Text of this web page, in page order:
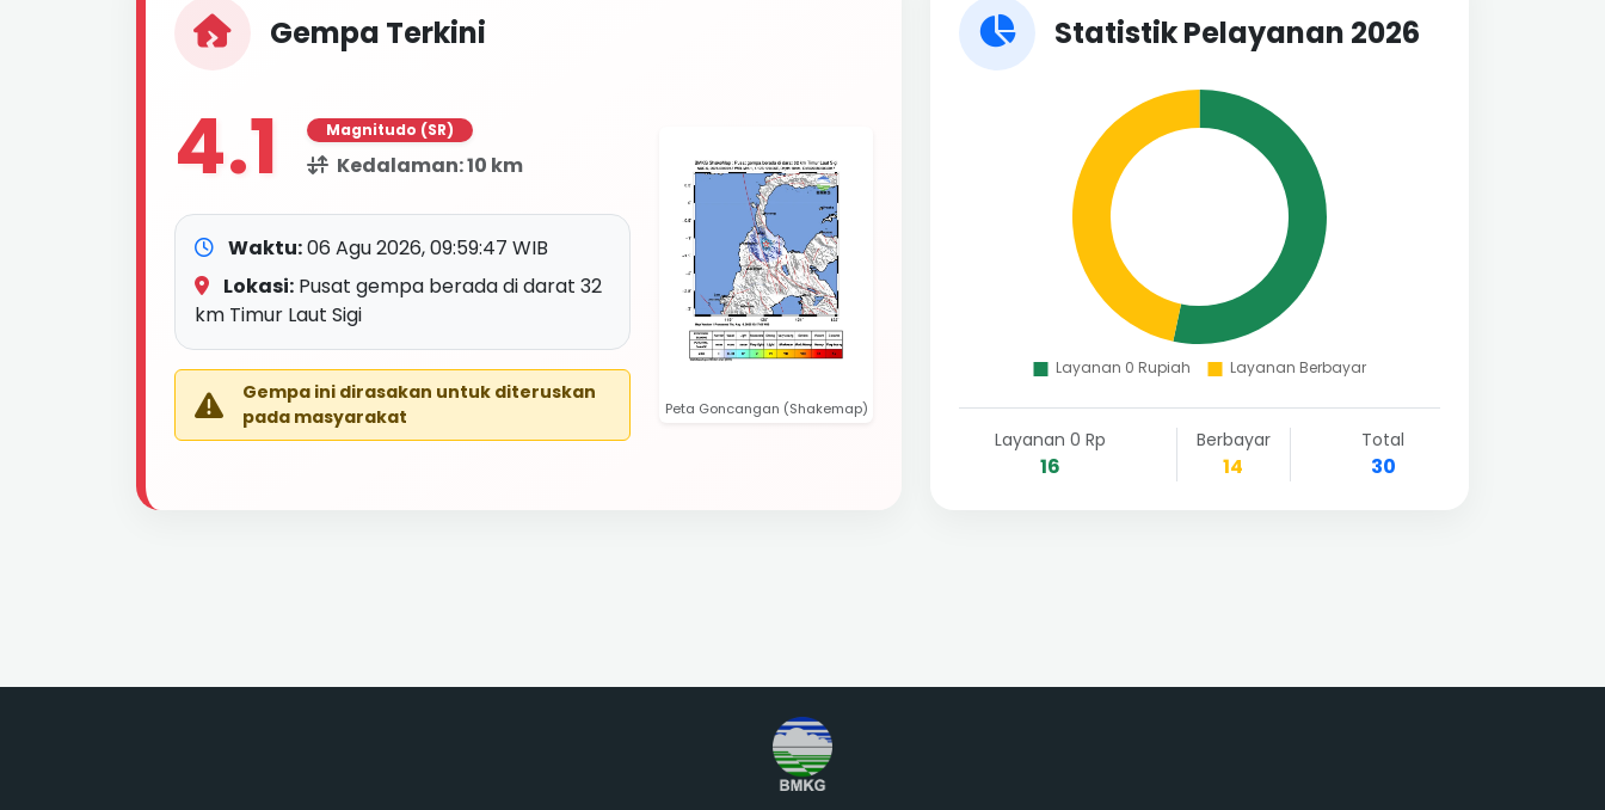
Gempa Terkini
4.1 Magnitudo (SR)
Kedalaman: 10 km
Waktu:06 Agu 2026, 09:59:47 WIB
Lokasi: Pusat gempa berada di darat 32
km Timur Laut Sigi
Gempa ini dirasakan untuk diteruskan
pada masyarakat
Peta Goncangan (Shakemap)
Statistik Pelayanan 2026
Layanan 0 Rp
16
Berbayar
14
Total
30